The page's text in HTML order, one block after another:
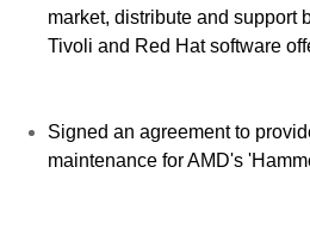
market, distribute and support
Tivoli and Red Hat software
Signed an agreement to
maintenance for AMD's